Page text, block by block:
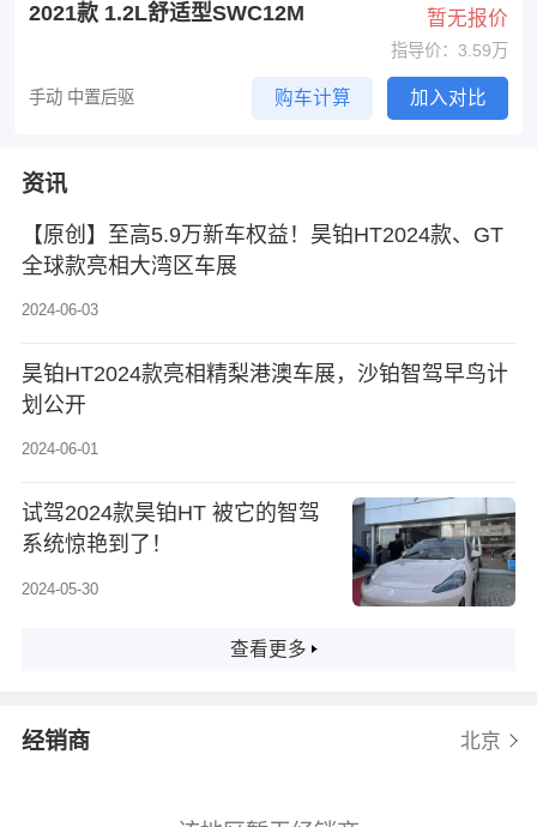
2021款 1.2L舒适型SWC12M 暂无报价
指导价：3.59万
手动 中置后驱 购车计算 加入对比
资讯
【原创】至高5.9万新车权益！昊铂HT2024款、GT
全球款亮相大湾区车展
2024-06-03
昊铂HT2024款亮相精梨港澳车展，沙铂智驾早鸟计
划公开
2024-06-01
试驾2024款昊铂HT 被它的智驾
系统惊艳到了！
2024-05-30
查看更多
经销商 北京